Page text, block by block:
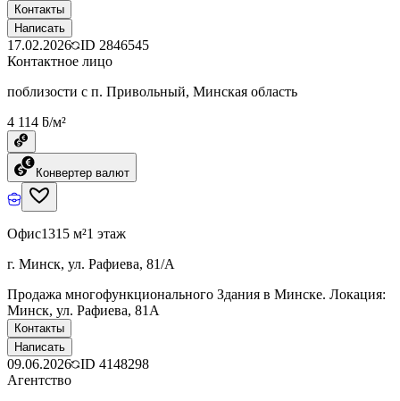
Контакты
Написать
17.02.2026 ID 2846545
Контактное лицо
поблизости с п. Привольный, Минская область
4 114 ƃ/м²
Конвертер валют
Офис1315 м²1 этаж
г. Минск, ул. Рафиева, 81/А
Продажа многофункционального Здания в Минске. Локация:
Минск, ул. Рафиева, 81А
Контакты
Написать
09.06.2026 ID 4148298
Агентство